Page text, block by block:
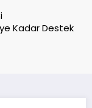
Kadar Destek